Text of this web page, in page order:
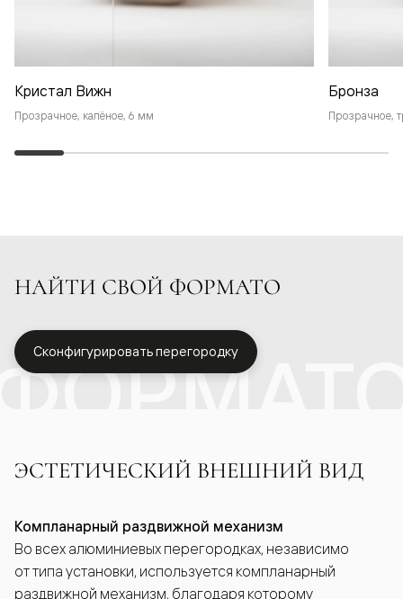
Кристал Вижн
Прозрачное, калёное, 6 мм
Бронза
Прозрачное,
НАЙТИ СВОЙ ФОРМАТО
Сконфигурировать перегородку
ЭСТЕТИЧЕСКИЙ ВНЕШНИЙ ВИД
Компланарный раздвижной механизм
Во всех алюминиевых перегородках, независимо
от типа установки, используется компланарный
раздвижной механизм, благодаря которому